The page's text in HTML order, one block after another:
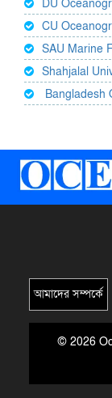
DU
CU
SAU Marine
Shahjalal
Bangladesh
আমাদের সম্পর্কে
© 2026